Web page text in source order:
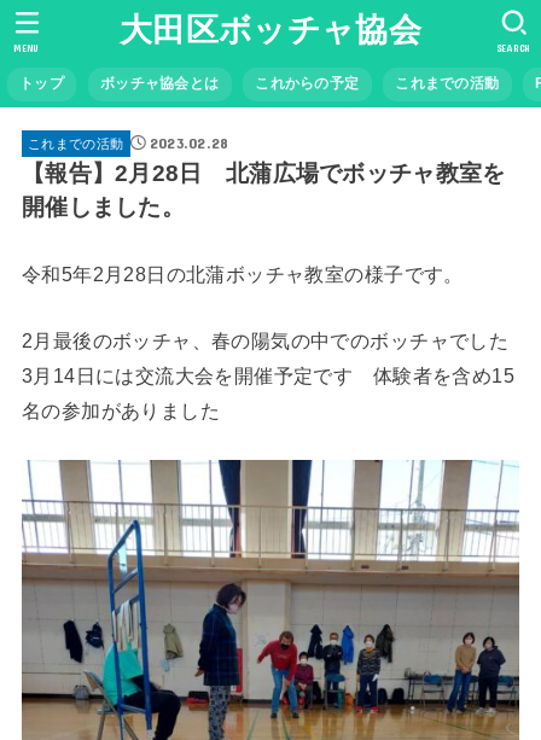
大田区ボッチャ協会
トップ ボッチャ協会とは これからの予定 これまでの活動
SEARCH
MENU
これまでの活動 2023.02.28
【報告】2月28日 北蒲広場でボッチャ教室を
開催しました。
令和5年2月28日の北蒲ボッチャ教室の様子です。
2月最後のボッチャ、春の陽気の中でのボッチャでした
3月14日には交流大会を開催予定です 体験者を含め15
名の参加がありました